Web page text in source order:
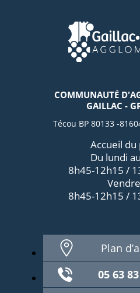
COMMUNAUTÉ
GAILLAC -
Técou BP 80133 -
Accueil du
Du lundi
8h45-12h15 /
8h45-12h15 /
Plan
05 63